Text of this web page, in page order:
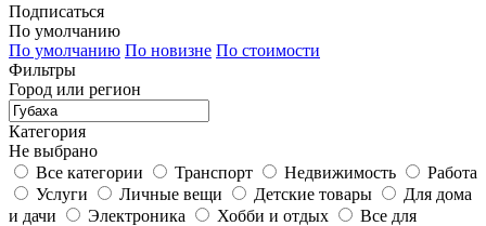
Подписаться
По умолчанию
По умолчанию По новизне По стоимости
Фильтры
Город или регион
Категория
Не выбрано
Все категории
Транспорт Недвижимость
Работа
Услуги
Личные вещи Детские товары
Для дома
и дачи
Электроника Хобби и отдых
Все для